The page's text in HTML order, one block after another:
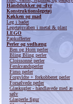
Hånddukker og -dyr
Konstruktionslegetøj
Køkken og mad
Leg i badet
Legetøjsvåben i metal & plast
LEGO
Papkufferter
Perler og vedhæng
Ben og Horn perler
Bling Bling perler
Cloissonné perler
Ferskvandsperler
Fimo perler
Forgyldte + forkobberet perler
Forsølvede perler
Glaskugler - håndlavede med
sølv
Glasperle figur